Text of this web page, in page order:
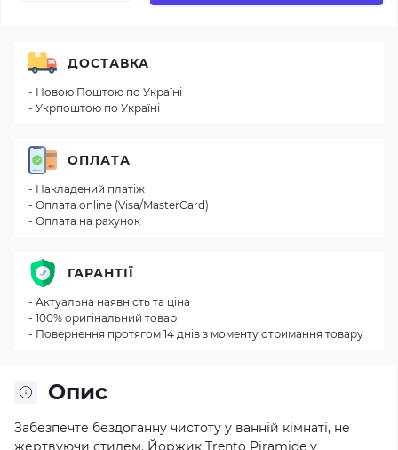
Опис
Забезпечте бездоганну чистоту у ванній кімнаті, не
жертвуючи стилем. Йоржик Trento Piramide у
ДОСТАВКА
- Новою Поштою по Україні
- Укрпоштою по Україні
ОПЛАТА
- Накладений платіж
- Оплата online (Visa/MasterCard)
- Оплата на рахунок
ГАРАНТІЇ
- Актуальна наявність та ціна
- 100% оригінальний товар
- Повернення протягом 14 днів з моменту отримання товару